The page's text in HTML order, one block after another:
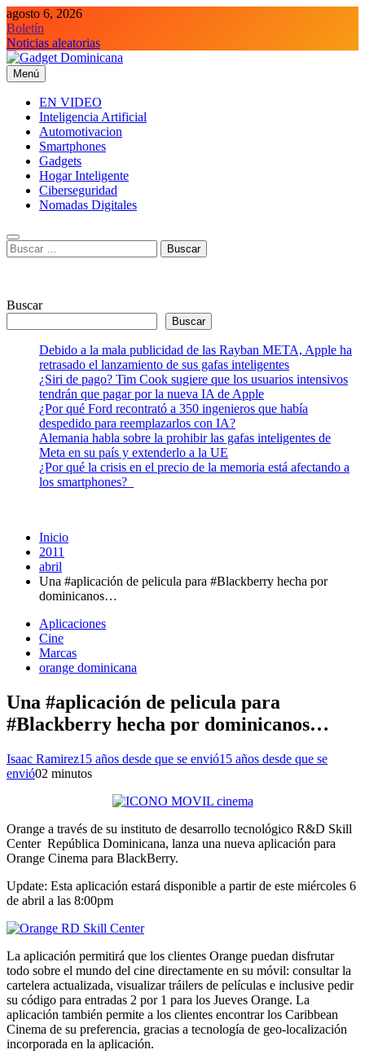
Saltar
al
contenido
agosto 6, 2026
Boletín
Noticias aleatorias
Gadget Dominicana
Gadgets y Tecnología de consumo
Menú
EN VIDEO
Inteligencia Artificial
Automotivacion
Smartphones
Gadgets
Hogar Inteligente
Ciberseguridad
Nomadas Digitales
Buscar:
Buscar
Buscar
Debido a la mala publicidad de las Rayban META, Apple ha
retrasado el lanzamiento de sus gafas inteligentes
¿Siri de pago? Tim Cook sugiere que los usuarios intensivos
tendrán que pagar por la nueva IA de Apple
¿Por qué Ford recontrató a 350 ingenieros que había
despedido para reemplazarlos con IA?
Alemania habla sobre la prohibir las gafas inteligentes de
Meta en su país y extenderlo a la UE
¿Por qué la crisis en el precio de la memoria está afectando a
los smartphones?
Inicio
2011
abril
Una #aplicación de pelicula para #Blackberry hecha por
dominicanos…
Aplicaciones
Cine
Marcas
orange dominicana
Una #aplicación de pelicula para
#Blackberry hecha por dominicanos…
Isaac Ramirez15 años desde que se envió15 años desde que se
envió02 minutos
Orange a través de su instituto de desarrollo tecnológico R&D Skill
Center República Dominicana, lanza una nueva aplicación para
Orange Cinema para BlackBerry.
Update: Esta aplicación estará disponible a partir de este miércoles 6
de abril a las 8:00pm
La aplicación permitirá que los clientes Orange puedan disfrutar
todo sobre el mundo del cine directamente en su móvil: consultar la
cartelera actualizada, visualizar tráilers de películas e inclusive pedir
su código para entradas 2 por 1 para los Jueves Orange. La
aplicación también permite a los clientes encontrar los Caribbean
Cinema de su preferencia, gracias a tecnología de geo-localización
incorporada en la aplicación.